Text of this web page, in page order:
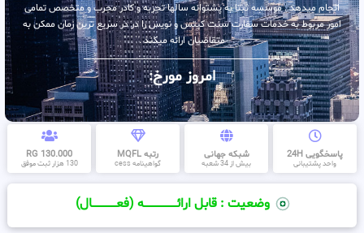
انجام میدهد . موسسه ثبتا به پشتوانه سالها تجربه و کادر مجرب و متخصص تمامی
امور مربوط به خدمات سفارت سنت کیتس و نویس را در در سریع ترین زمان ممکن به
متقاضیان ارائه میکند .
امروز مورخ:
پاسخگویی 24H
واحد پشتیبانی
شبکه جهانی
بیش از 34 شعبه
رتبه MQFL
گواهینامه cess
130.000 RG
130 هزار ثبت موفق
وضعیت : قابل ارائــــــــــــــــــــه (فعـــــــــــــــال)